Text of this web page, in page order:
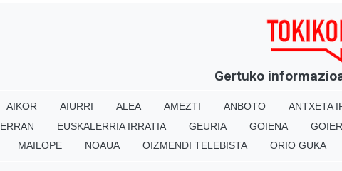
Gertuko
AIKOR AIURRI ALEA AMEZTI ANBOTO ANTXETA
ERRAN EUSKALERRIA IRRATIA GEURIA GOIENA
MAILOPE NOAUA OIZMENDI TELEBISTA ORIO GUKA